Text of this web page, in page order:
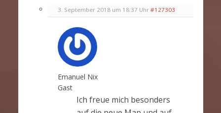
3. September 2018 um 18:37 Uhr #127303
Emanuel Nix
Gast
Ich freue mich besonders